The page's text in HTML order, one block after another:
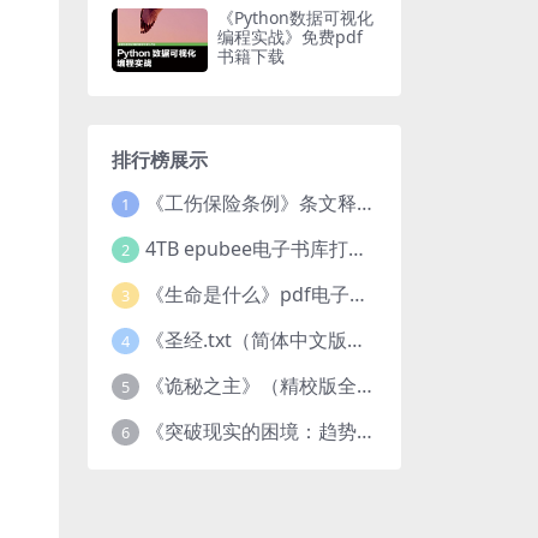
《Python数据可视化
编程实战》免费pdf
书籍下载
排行榜展示
1 《工伤保险条例》条文释义及案例分析pdf下载
2 4TB epubee电子书库打包下载
3 《生命是什么》pdf电子书下载
4 《圣经.txt（简体中文版）》作者：基督教译者：中国基督教协会
5 《诡秘之主》（精校版全本）作者：爱潜水的乌贼txt
6 《突破现实的困境：趋势、禀赋与企业家的大战略》pdf图书下载